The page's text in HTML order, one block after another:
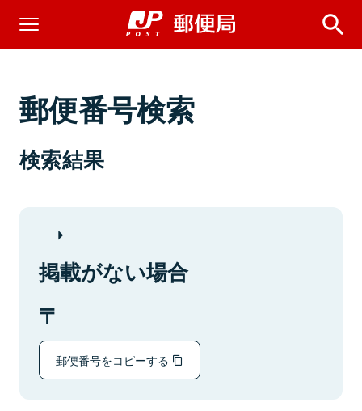
郵便番号検索
検索結果
掲載がない場合
郵便番号をコピーする